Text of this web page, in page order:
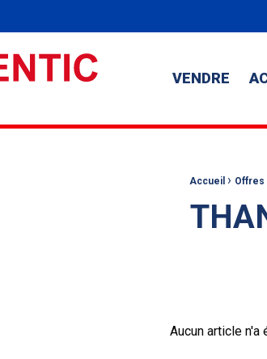
VENDRE
Accueil › Offres
Aucun article n'a